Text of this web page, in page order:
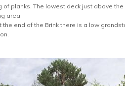
planks. The lowest deck just above
area.
end of the Brink there is a low